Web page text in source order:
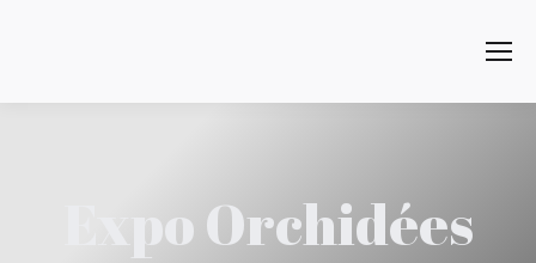
Search:
Expo Orchidées